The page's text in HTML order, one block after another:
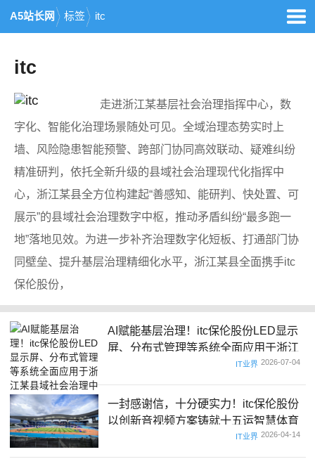
A5站长网 标签 itc
itc
走进浙江某基层社会治理指挥中心，数
字化、智能化治理场景随处可见。全域治理态势实时上
墙、风险隐患智能预警、跨部门协同高效联动、疑难纠纷
精准研判，依托全新升级的县域社会治理现代化指挥中
心，浙江某县全方位构建起“善感知、能研判、快处置、可
展示”的县域社会治理数字中枢，推动矛盾纠纷“最多跑一
地”落地见效。为进一步补齐治理数字化短板、打通部门协
同壁垒、提升基层治理精细化水平，浙江某县全面携手itc
保伦股份，
AI赋能基层治理！itc保伦股份LED显示
屏、分布式管理等系统全面应用于浙江
IT业界 2026-07-04
一封感谢信，十分硬实力！itc保伦股份
以创新音视频方案铸就十五运智慧体育
IT业界 2026-04-14